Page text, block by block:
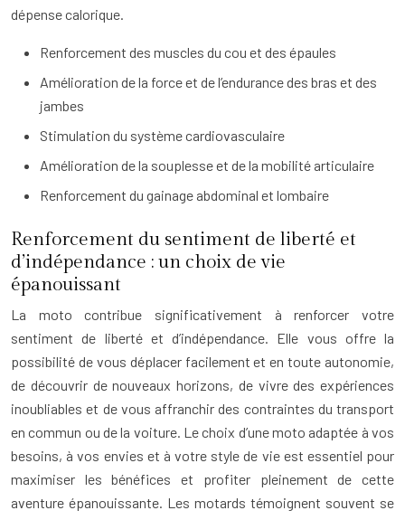
dépense calorique.
Renforcement des muscles du cou et des épaules
Amélioration de la force et de l’endurance des bras et des
jambes
Stimulation du système cardiovasculaire
Amélioration de la souplesse et de la mobilité articulaire
Renforcement du gainage abdominal et lombaire
Renforcement du sentiment de liberté et
d’indépendance : un choix de vie
épanouissant
La moto contribue significativement à renforcer votre
sentiment de liberté et d’indépendance. Elle vous offre la
possibilité de vous déplacer facilement et en toute autonomie,
de découvrir de nouveaux horizons, de vivre des expériences
inoubliables et de vous affranchir des contraintes du transport
en commun ou de la voiture. Le choix d’une moto adaptée à vos
besoins, à vos envies et à votre style de vie est essentiel pour
maximiser les bénéfices et profiter pleinement de cette
aventure épanouissante. Les motards témoignent souvent se